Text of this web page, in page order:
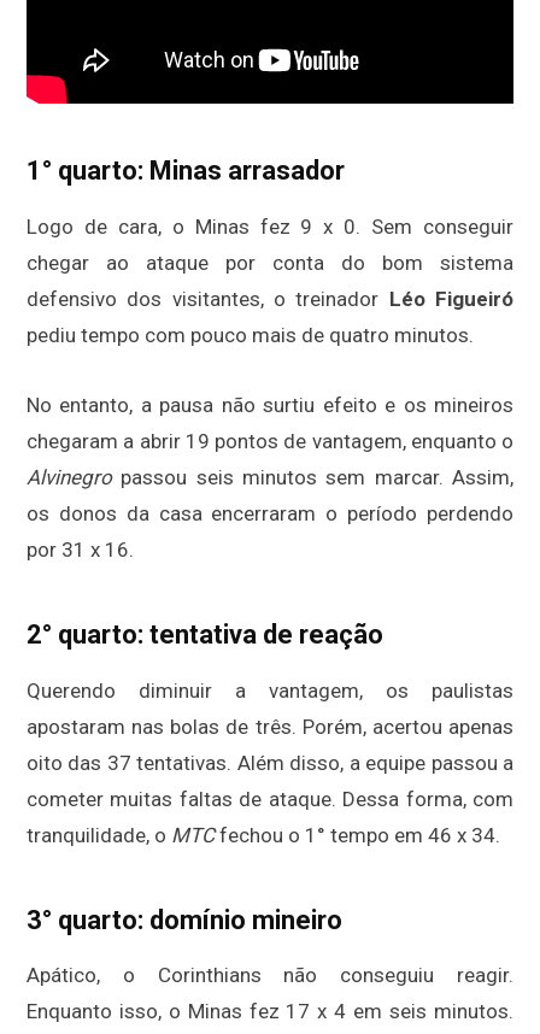
1° quarto: Minas arrasador
Logo de cara, o Minas fez 9 x 0. Sem conseguir
chegar ao ataque por conta do bom sistema
defensivo dos visitantes, o treinador Léo Figueiró
pediu tempo com pouco mais de quatro minutos.
No entanto, a pausa não surtiu efeito e os mineiros
chegaram a abrir 19 pontos de vantagem, enquanto o
Alvinegropassou seis minutos sem marcar. Assim,
os donos da casa encerraram o período perdendo
por 31 x 16.
2° quarto: tentativa de reação
Querendo diminuir a vantagem, os paulistas
apostaram nas bolas de três. Porém, acertou apenas
oito das 37 tentativas. Além disso, a equipe passou a
cometer muitas faltas de ataque. Dessa forma, com
tranquilidade, o MTCfechou o 1° tempo em 46 x 34.
3° quarto: domínio mineiro
Apático, o Corinthians não conseguiu reagir.
Enquanto isso, o Minas fez 17 x 4 em seis minutos.